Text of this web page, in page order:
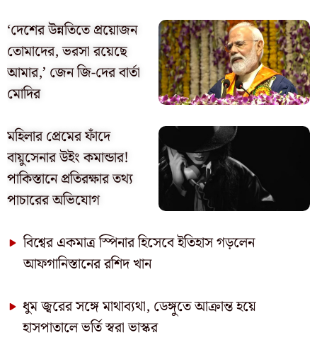
‘দেশের উন্নতিতে প্রয়োজন
তোমাদের, ভরসা রয়েছে
আমার,’ জেন জি-দের বার্তা
মোদির
মহিলার প্রেমের ফাঁদে
বায়ুসেনার উইং কমান্ডার!
পাকিস্তানে প্রতিরক্ষার তথ্য
পাচারের অভিযোগ
বিশ্বের একমাত্র স্পিনার হিসেবে ইতিহাস গড়লেন
আফগানিস্তানের রশিদ খান
ধুম জ্বরের সঙ্গে মাথাব্যথা, ডেঙ্গুতে আক্রান্ত হয়ে
হাসপাতালে ভর্তি স্বরা ভাস্কর